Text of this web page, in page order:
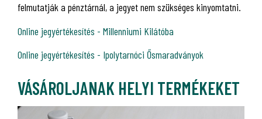
felmutatják a pénztárnál, a jegyet nem szükséges kinyomtatni.
Online jegyértékesítés - Millenniumi Kilátóba
Online jegyértékesítés - Ipolytarnóci Ősmaradványok
VÁSÁROLJANAK HELYI TERMÉKEKET